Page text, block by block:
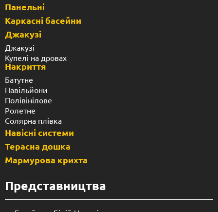
Панельні
Каркасні басейни
Джакузі
Джакузі
Купелі на дровах
Накриття
Батутне
Павільйони
Полівінілове
Ролетне
Солярна плівка
Навісні системи
Терасна дошка
Мармурова крихта
Представництва